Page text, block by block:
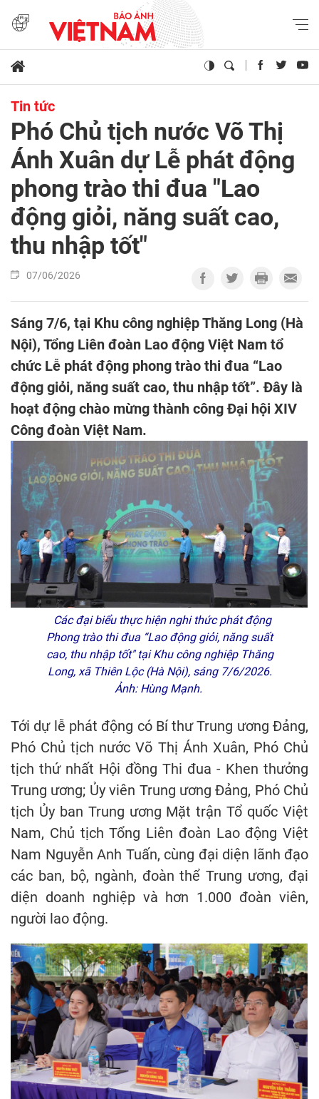
Tin tức
Phó Chủ tịch nước Võ Thị
Ánh Xuân dự Lễ phát động
phong trào thi đua "Lao
động giỏi, năng suất cao,
thu nhập tốt"
07/06/2026
Sáng 7/6, tại Khu công nghiệp Thăng Long (Hà
Nội), Tổng Liên đoàn Lao động Việt Nam tổ
chức Lễ phát động phong trào thi đua “Lao
động giỏi, năng suất cao, thu nhập tốt”. Đây là
hoạt động chào mừng thành công Đại hội XIV
Công đoàn Việt Nam.
Các đại biểu thực hiện nghi thức phát động
Phong trào thi đua “Lao động giỏi, năng suất
cao, thu nhập tốt" tại Khu công nghiệp Thăng
Long, xã Thiên Lộc (Hà Nội), sáng 7/6/2026.
Ảnh: Hùng Mạnh.
Tới dự lễ phát động có Bí thư Trung ương Đảng,
Phó Chủ tịch nước Võ Thị Ánh Xuân, Phó Chủ
tịch thứ nhất Hội đồng Thi đua - Khen thưởng
Trung ương; Ủy viên Trung ương Đảng, Phó Chủ
tịch Ủy ban Trung ương Mặt trận Tổ quốc Việt
Nam, Chủ tịch Tổng Liên đoàn Lao động Việt
Nam Nguyễn Anh Tuấn, cùng đại diện lãnh đạo
các ban, bộ, ngành, đoàn thể Trung ương, đại
diện doanh nghiệp và hơn 1.000 đoàn viên,
người lao động.